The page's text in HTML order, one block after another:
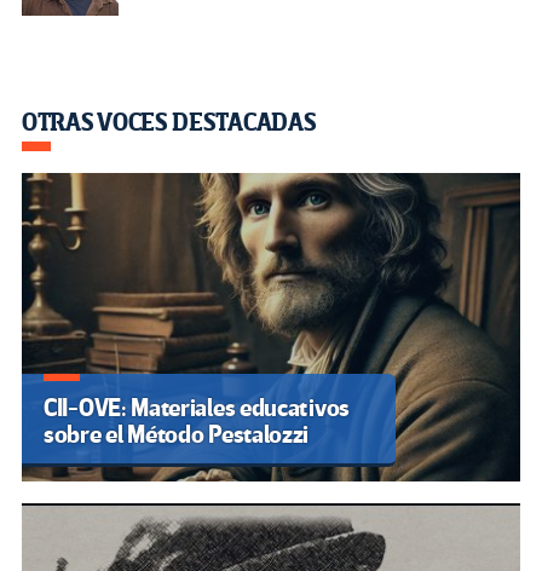
OTRAS VOCES DESTACADAS
CII-OVE: Materiales educativos
sobre el Método Pestalozzi